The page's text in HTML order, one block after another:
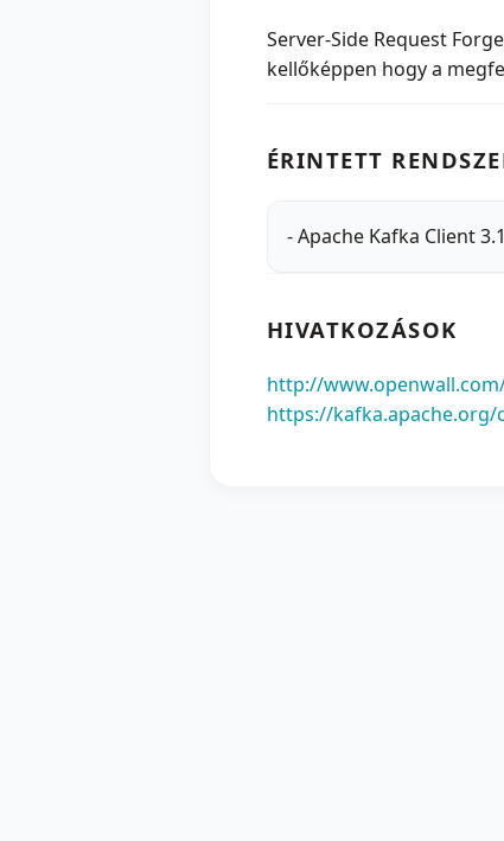
Server-Side Request
kellőképpen hogy a
ÉRINTETT
- Apache Kafka Client
HIVATKOZÁSOK
http://
https://kafka.apache.org/